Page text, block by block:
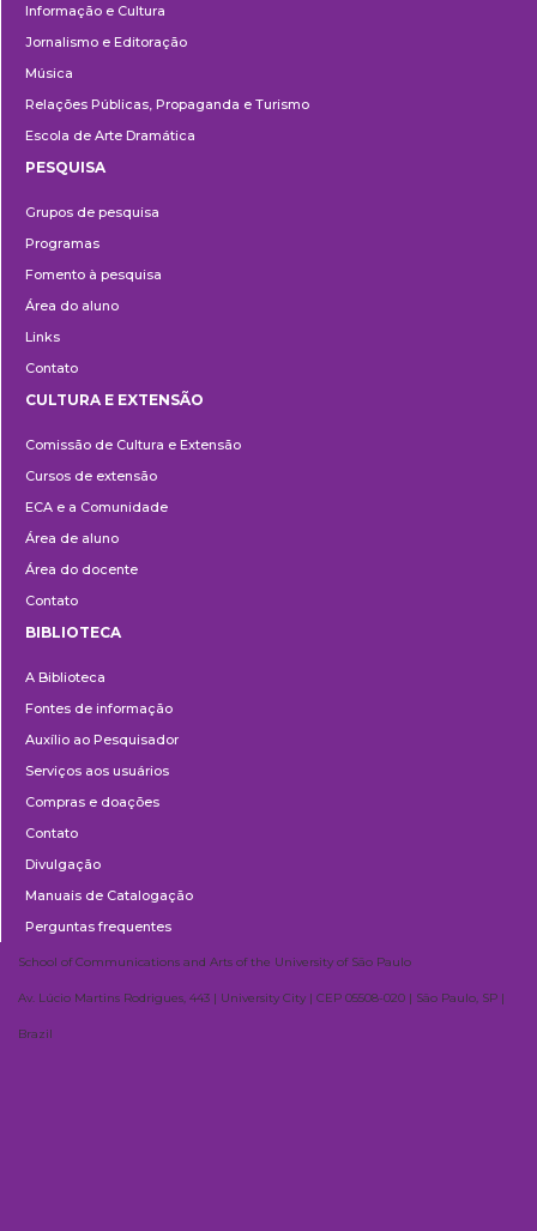
Informação e Cultura
Jornalismo e Editoração
Música
Relações Públicas, Propaganda e Turismo
Escola de Arte Dramática
PESQUISA
Grupos de pesquisa
Programas
Fomento à pesquisa
Área do aluno
Links
Contato
e
Extensão
CULTURA E EXTENSÃO
Comissão de Cultura e Extensão
Cursos de extensão
ECA e a Comunidade
Área de aluno
Área do docente
Contato
BIBLIOTECA
A Biblioteca
Fontes de informação
Auxílio ao Pesquisador
Serviços aos usuários
Compras e doações
Contato
Divulgação
Manuais de Catalogação
Perguntas frequentes
School of Communications and Arts of the University of São Paulo
Av. Lúcio Martins Rodrigues, 443 | University City | CEP 05508-020 | São Paulo, SP |
Brazil